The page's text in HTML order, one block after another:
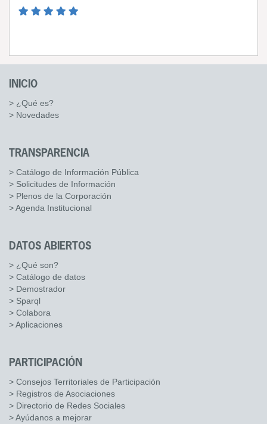
INICIO
> ¿Qué es?
> Novedades
TRANSPARENCIA
> Catálogo de Información Pública
> Solicitudes de Información
> Plenos de la Corporación
> Agenda Institucional
DATOS ABIERTOS
> ¿Qué son?
> Catálogo de datos
> Demostrador
> Sparql
> Colabora
> Aplicaciones
PARTICIPACIÓN
> Consejos Territoriales de Participación
> Registros de Asociaciones
> Directorio de Redes Sociales
> Ayúdanos a mejorar